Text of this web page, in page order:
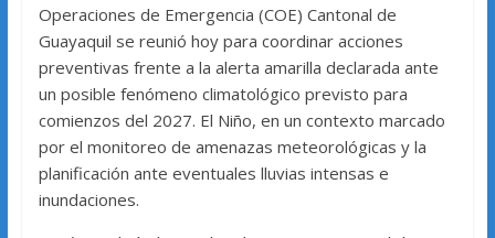
Operaciones de Emergencia (COE) Cantonal de
Guayaquil se reunió hoy para coordinar acciones
preventivas frente a la alerta amarilla declarada ante
un posible fenómeno climatológico previsto para
comienzos del 2027. El Niño, en un contexto marcado
por el monitoreo de amenazas meteorológicas y la
planificación ante eventuales lluvias intensas e
inundaciones.